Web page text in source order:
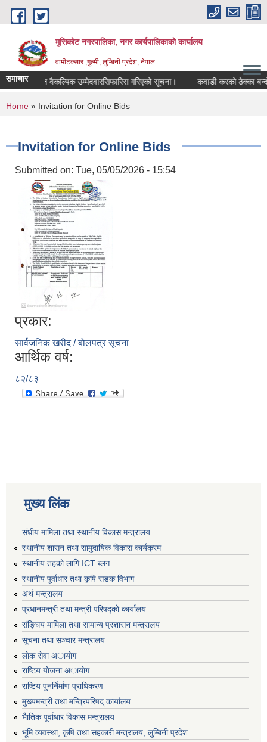
Skip to main content
मुसिकोट नगरपालिका, नगर कार्यपालिकाकाे कार्यालय
वामीटक्सार ,गुल्मी, लुम्बिनी प्रदेश, नेपाल
समाचार वैकल्पिक उम्मेदवारसिफारिस गरिएको सूचना। कवाडी करको ठेक्का
You are here
Home » Invitation for Online Bids
Invitation for Online Bids
Submitted on: Tue, 05/05/2026 - 15:54
प्रकार:
सार्वजनिक खरीद / बोलपत्र सूचना
आर्थिक वर्ष:
८२/८३
मुख्य लिंक
संघीय मामिला तथा स्थानीय विकास मन्त्रालय
स्थानीय शासन तथा सामुदायिक विकास कार्यक्रम
स्थानीय तहको लागि ICT ब्लग
स्थानीय पूर्वाधार तथा कृषि सडक विभाग
अर्थ मन्त्रालय
प्रधानमन्त्री तथा मन्त्री परिषद्काे कार्यालय
संङ्घिय मामिला तथा सामान्य प्रशासन मन्त्रालय
सूचना तथा सञ्चार मन्त्रालय
लाेक सेवा अायाेग
राष्टिय याेजना अायाेग
राष्टिय पुनर्निर्माण प्राधिकरण
मुख्यमन्त्री तथा मन्त्रिपरिषद् कार्यालय
भैातिक पूर्वाधार विकास मन्त्रालय
भूमि व्यवस्था, कृषि तथा सहकारी मन्त्रालय, लु्म्बिनी प्रदेश